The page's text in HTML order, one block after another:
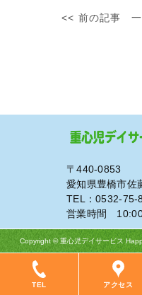
<< 前の記事
〒440-0853
愛知県豊橋市佐
TEL：0532-75-
営業時間
Copyright © 重心児デイサービス
TEL アクセス